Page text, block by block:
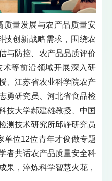
质量发展与农产品质量安
技创新战略需求，围绕农
与防控、农产品品质评价
等前沿领域开展深入研
、江苏省农业科学院农产
勇研究员、河北省食品检
技大学郝建雄教授、中国
测技术研究所邱静研究员
单位12位青年才俊做专题
者共话农产品质量安全科
果，淬炼科学智慧火花，